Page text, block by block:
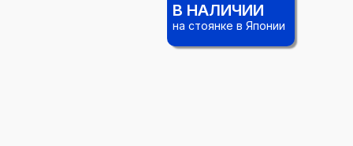
на стоянке в Японии
В НАЛИЧИИ